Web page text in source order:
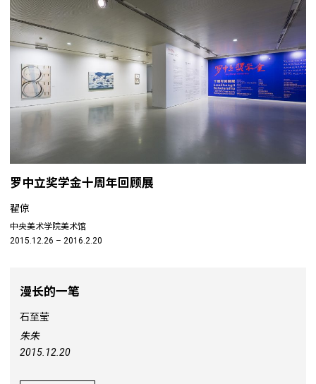
罗中立奖学金十周年回顾展
翟倞
中央美术学院美术馆
2015.12.26 – 2016.2.20
漫长的一笔
石至莹
朱朱
2015.12.20